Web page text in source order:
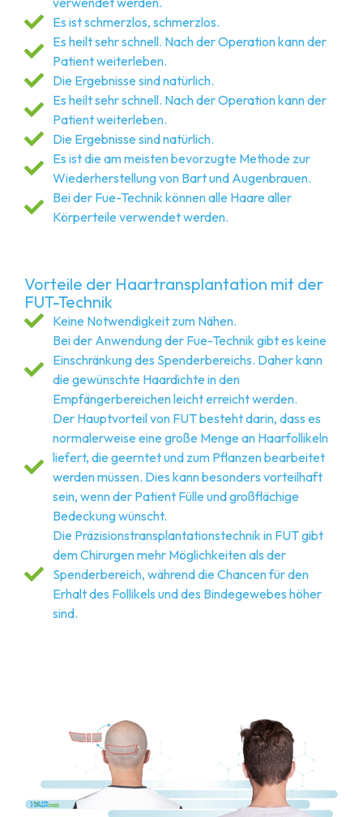
Es ist schmerzlos, schmerzlos.
Es heilt sehr schnell. Nach der Operation kann der
Patient weiterleben.
Die Ergebnisse sind natürlich.
Es heilt sehr schnell. Nach der Operation kann der
Patient weiterleben.
Die Ergebnisse sind natürlich.
Es ist die am meisten bevorzugte Methode zur
Wiederherstellung von Bart und Augenbrauen.
Bei der Fue-Technik können alle Haare aller
Körperteile verwendet werden.
Vorteile der Haartransplantation mit der
FUT-Technik
Keine Notwendigkeit zum Nähen.
Bei der Anwendung der Fue-Technik gibt es keine
Einschränkung des Spenderbereichs. Daher kann
die gewünschte Haardichte in den
Empfängerbereichen leicht erreicht werden.
Der Hauptvorteil von FUT besteht darin, dass es
normalerweise eine große Menge an Haarfollikeln
liefert, die geerntet und zum Pflanzen bearbeitet
werden müssen. Dies kann besonders vorteilhaft
sein, wenn der Patient Fülle und großflächige
Bedeckung wünscht.
Die Präzisionstransplantationstechnik in FUT gibt
dem Chirurgen mehr Möglichkeiten als der
Spenderbereich, während die Chancen für den
Erhalt des Follikels und des Bindegewebes höher
sind.